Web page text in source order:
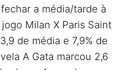
a média/tarde à
Milan X Paris Saint
de média e 7,9% de
A Gata marcou 2,6